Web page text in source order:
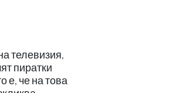
телевизия,
пиратки
е, че на това